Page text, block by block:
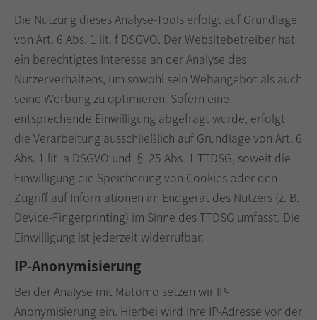
Die Nutzung dieses Analyse-Tools erfolgt auf Grundlage
von Art. 6 Abs. 1 lit. f DSGVO. Der Websitebetreiber hat
ein berechtigtes Interesse an der Analyse des
Nutzerverhaltens, um sowohl sein Webangebot als auch
seine Werbung zu optimieren. Sofern eine
entsprechende Einwilligung abgefragt wurde, erfolgt
die Verarbeitung ausschließlich auf Grundlage von Art. 6
Abs. 1 lit. a DSGVO und § 25 Abs. 1 TTDSG, soweit die
Einwilligung die Speicherung von Cookies oder den
Zugriff auf Informationen im Endgerät des Nutzers (z. B.
Device-Fingerprinting) im Sinne des TTDSG umfasst. Die
Einwilligung ist jederzeit widerrufbar.
IP-Anonymisierung
Bei der Analyse mit Matomo setzen wir IP-
Anonymisierung ein. Hierbei wird Ihre IP-Adresse vor der